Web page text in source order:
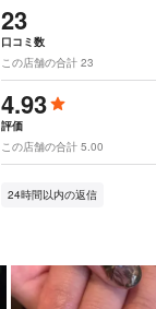
23
口コミ数
この店舗の合計 23
4.93
評価
この店舗の合計 5.00
24時間以内の返信